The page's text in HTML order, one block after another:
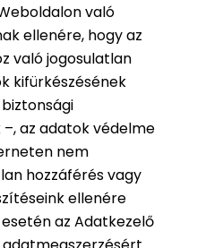
való
ellenére, hogy az
való jogosulatlan
kifürkészésének
az adatok védelme
nem
hozzáférés vagy
ellenére
az Adatkezelő